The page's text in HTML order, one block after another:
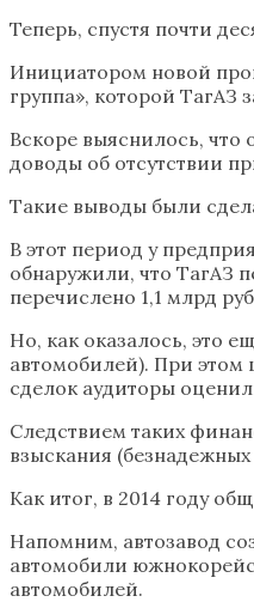
Теперь, спустя почти
Инициатором новой
группа», которой ТагАЗ
Вскоре выяснилось, что
доводы об отсутствии
Такие выводы были
В этот период у
обнаружили, что ТагАЗ
перечислено 1,1 млрд
Но, как оказалось, это
автомобилей). При этом
сделок аудиторы
Следствием таких
взыскания
Как итог, в 2014 году
Напомним, автозавод
автомобили
автомобилей.